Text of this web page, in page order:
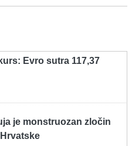
Evro sutra 117,37
je monstruozan zločin